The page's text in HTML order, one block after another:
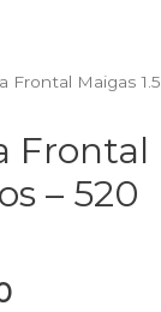
Frontal Maigas 1.5
Frontal
– 520